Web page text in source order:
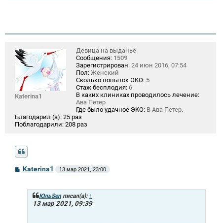
Katerina1
Девица на выданье
Сообщения: 1509
Зарегистрирован: 24 июн 2016, 07:54
Пол: Женский
Сколько попыток ЭКО: 5
Стаж бесплодия: 6
В каких клиниках проводилось лечение:
Ава Петер
Где было удачное ЭКО: В Ава Петер.
Благодарил (а): 25 раз
Поблагодарили: 208 раз
С
о
Katerina1 13 мар 2021, 23:00
ЮльSenписал(а): ↑
13 мар 2021, 09:39